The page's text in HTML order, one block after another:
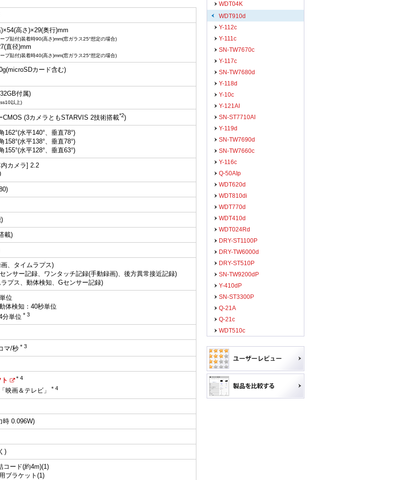
高さ)×29(奥行)mm
プ貼付)装着時90(高さ)mm(窓ガラス25°想定の場合)
直径)mm
プ貼付)装着時40(高さ)mm(窓ガラス25°想定の場合)
カード含む)
付属)
以上)
CMOS (3カメラともSTARVIS 2技術搭載*2)
162°(水平140°、垂直78°)
158°(水平138°、垂直78°)
155°(水平128°、垂直63°)
カメラ] 2.2
載)
、タイムラプス)
ンサー記録、ワンタッチ記録(手動録画)、後方異常接近記録)
プス、動体検知、Gセンサー記録)
位
体検知：40秒単位
分単位 ＊3
マ/秒 ＊3
＊4
映画＆テレビ」 ＊4
時 0.096W)
)
コード(約4m)(1)
ブラケット(1)
WDT04K
WDT910d
Y-112c
Y-111c
SN-TW7670c
Y-117c
SN-TW7680d
Y-118d
Y-10c
Y-121AI
SN-ST7710AI
Y-119d
SN-TW7690d
SN-TW7660c
Y-116c
Q-50AIp
WDT620d
WDT810di
WDT770d
WDT410d
WDT024Rd
DRY-ST1100P
DRY-TW6000d
DRY-ST510P
SN-TW9200dP
Y-410dP
SN-ST3300P
Q-21A
Q-21c
WDT510c